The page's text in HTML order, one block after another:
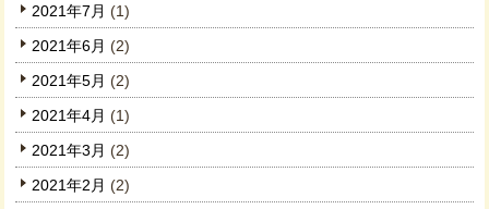
2021年7月 (1)
2021年6月 (2)
2021年5月 (2)
2021年4月 (1)
2021年3月 (2)
2021年2月 (2)